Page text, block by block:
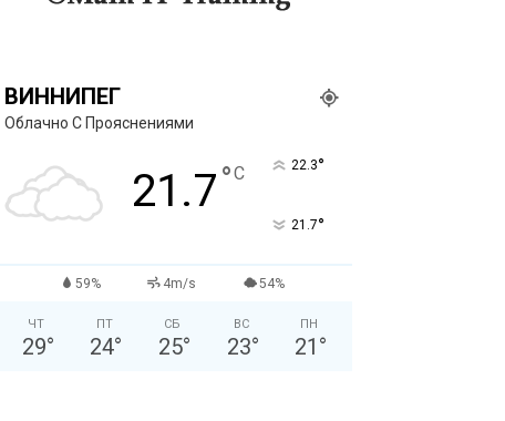
ВИННИПЕГ
Облачно С Прояснениями
21.7°C 22.3°
21.7°
59% 4m/s 54%
ЧТ
29°
ПТ
24°
СБ
25°
ВС
23°
ПН
21 °